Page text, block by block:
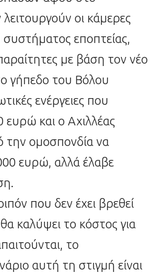
οι κάμερες
εποπτείας,
με βάση τον νέο
γήπεδο του Βόλου
ενέργειες που
ευρώ και ο Αχιλλέας
την ομοσπονδία να
ευρώ, αλλά έλαβε
που δεν έχει βρεθεί
καλύψει το κόστος για
το
αυτή τη στιγμή είναι